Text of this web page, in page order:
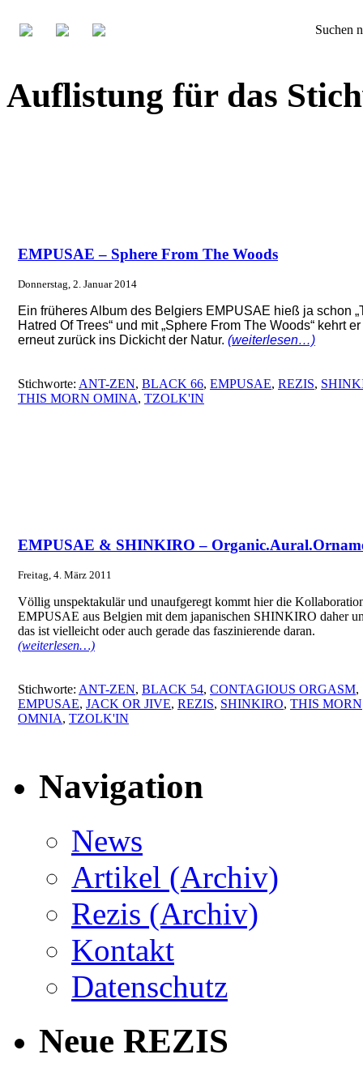
Suchen
Auflistung für das
EMPUSAE – Sphere From The Woods
Donnerstag, 2. Januar 2014
Ein früheres Album des Belgiers EMPUSAE hieß ja schon
Hatred Of Trees“ und mit „Sphere From The Woods“ kehrt
erneut zurück ins Dickicht der Natur. (weiterlesen…)
Stichworte: ANT-ZEN, BLACK 66, EMPUSAE, REZIS,
THIS MORN OMINA, TZOLK'IN
EMPUSAE & SHINKIRO –
Freitag, 4. März 2011
Völlig unspektakulär und unaufgeregt kommt hier die
EMPUSAE aus Belgien mit dem japanischen SHINKIRO daher
das ist vielleicht oder auch gerade das faszinierende daran.
(weiterlesen…)
Stichworte: ANT-ZEN, BLACK 54, CONTAGIOUS ORGASM,
EMPUSAE, JACK OR JIVE, REZIS, SHINKIRO, THIS MORN
OMNIA, TZOLK'IN
Navigation
News
Artikel (Archiv)
Rezis (Archiv)
Kontakt
Datenschutz
Neue REZIS